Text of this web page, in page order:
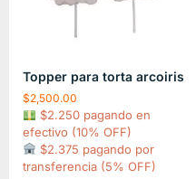
Topper para torta arcoiris
$2,500.00
$2.250 pagando en
efectivo (10% OFF)
$2.375 pagando por
transferencia (5% OFF)